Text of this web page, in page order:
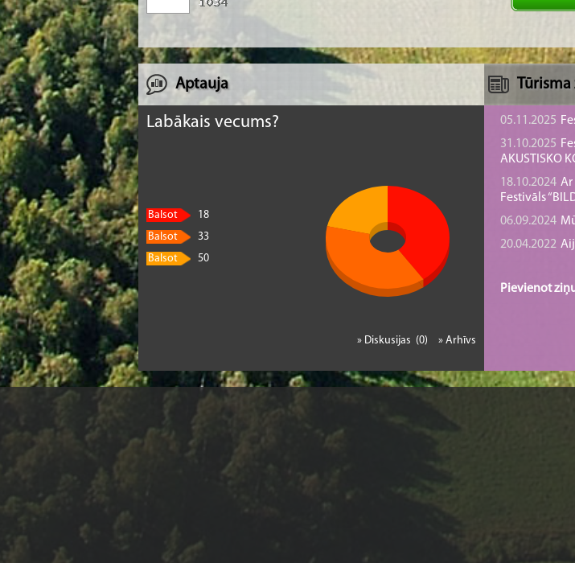
Aptauja
Labākais vecums?
Balsot
18
Balsot
33
Balsot
50
» Arhīvs
» Diskusijas (0)
Tūrisma
05.11.2025
31.10.2025
AKUSTISKO
18.10.2024 Ar
Festivāls
06.09.2024
20.04.2022
Pievienot